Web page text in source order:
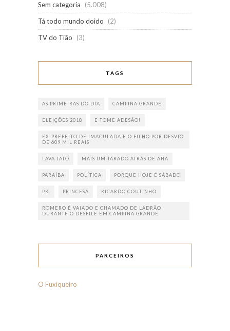
Sem categoria
(5.008)
Tá todo mundo doido
(2)
TV do Tião
(3)
TAGS
AS PRIMEIRAS DO DIA CAMPINA GRANDE
ELEIÇÕES 2018 E TOME ADESÃO!
EX-PREFEITO DE IMACULADA E O FILHO POR DESVIO
DE 609 MIL REAIS
LAVA JATO MAIS UM TARADO ATRÁS DE ANA
PARAÍBA POLÍTICA PORQUE HOJE É SÁBADO
PR. PRINCESA RICARDO COUTINHO
ROMERO É VAIADO E CHAMADO DE LADRÃO
DURANTE O DESFILE EM CAMPINA GRANDE
PARCEIROS
O Fuxiqueiro